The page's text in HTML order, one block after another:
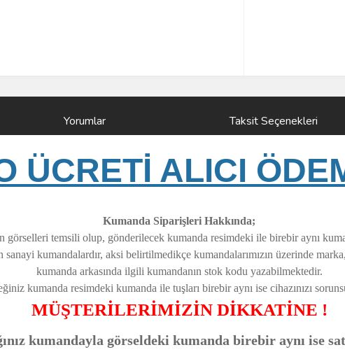
Yorumlar Taksit Seçenekleri
ÜCRETİ ALICI
Kumanda Siparişleri Hakkında;
görselleri temsili olup, gönderilecek kumanda resimdeki ile birebir aynı
kumandalardır, aksi belirtilmedikçe kumandalarımızın üzerinde
kumanda arkasında ilgili kumandanın stok kodu yazabilmektedir.
kumanda resimdeki kumanda ile tuşları birebir aynı ise cihazınızı
MÜŞTERİLERİMİZİN DİKKATİNE !
kumandayla görseldeki kumanda birebir aynı ise